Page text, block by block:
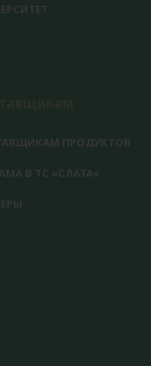
ПРОДУКТОВ
В ТС «СЛАТА»